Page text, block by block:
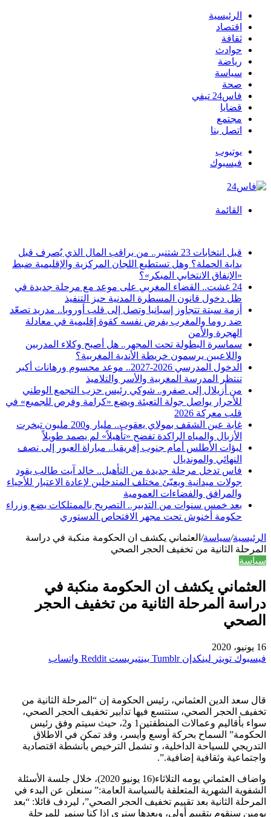
الرئيسية
اقتصاد
ثقافة
حوادث
رياضة
سياسة
صحة
فاس24 تيفي
قضايا
مجتمع
اتصل بنا
يوتيوب
فيسبوك
القائمة
قبل انتخابات 23 شتنبر.. من يراقب المال الذي يُصرف قبل
بداية الحملة؟ وهل تستطيع اللجان المركزية والإقليمية ضبط
«الإنفاق الانتخابي المبكر»؟
24 غشت.. القضاء المغربي على موعد مع مرحلة جديدة في
ظل دخول قانون المسطرة المدنية حيز التنفيذ
أزمة سبتة تتجاوز إسبانيا وتصل إلى قلب أوروبا.. مدريد تصعّد
ضد روما والمغرب يفرض نفسه كقوة إقليمية في معادلة
الهجرة والأمن
سماسرة البطولة تحت المجهر.. هل أصبح وكلاء المدربين
واللاعبين يرسمون خريطة الأندية المغربية؟
الدخول المدرسي 2026-2027.. موعد محسوم ورهانات أكبر
تنتظر المدرسة المغربية والأسر والتلاميذ
من أزيلال إلى صفرو.. شوكي رئيس حزب التجمع الوطني
للأحرار يواصل جولة التعبئة ويضع «كرامة وفرص للجميع» في
قلب معركة 2026
غابة عين الشقف بمولاي يعقوب.. مليار و200 مليون تبخرت
الأزبال والمياه الراكدة تفضح «تأهيلاً» لم يصمد طويلاً
لبؤات الأطلس أمام جنوب إفريقيا.. مباراة العبور إلى نصف
النهائي والمونديال
فاس تدخل مرحلة جديدة من التأهيل.. خالد آيت طالب يقود
جولات ميدانية ويعبّئ مختلف المتدخلين لإعادة الاعتبار للأحياء
والمرافق والفضاءات العمومية
بعد خمس سنوات من التدبير.. التصريح بالممتلكات يضع وزراء
حكومة أخنوش تحت مجهر الافتحاص الدستوري
الرئيسية/سياسة/ العثماني يكشف ان الحكومة منكبة في دراسة
المرحلة الثانية من تخفيف الحجر الصحي
سياسة
العثماني يكشف ان الحكومة منكبة في
دراسة المرحلة الثانية من تخفيف الحجر
الصحي
16 يونيو، 2020
فيسبوك تويتر لينكدإن بينتيريست واتساب
قال سعد الدين العثماني، رئيس الحكومة إن “المرحلة الثانية من
تخفيف الحجر الصحي، ستتسع فيها تدابير تخفيف الحجر الصحي،
سواء بأقاليم وعمالات المنطقتين1 و2، حيث سيتم وفق رئيس
الحكومة” السماح بحركة أوسع وأيسر، وقد تمكن في الاطلاق
التدريجي للسياحة الداخلية، و تشمل الترخيص بأنشطة اقتصادية
واجتماعية وثقافية إضافية.”.
واضاف العثماني يومه التلاثاء(16 يونيو 2020)، خلال جلسة الأسئلة
الشفوية الشهرية المتعلقة بالسياسة العامة:” سنعلن عن البدء في
المرحلة الثانية بعد تقييم تخفيف الحجر الصحي”، ليردف قائلا: “بعد
يومين سنقوم بتقييم أولي، وبعدها سنرى اذا كنا سنمر للمرحلة